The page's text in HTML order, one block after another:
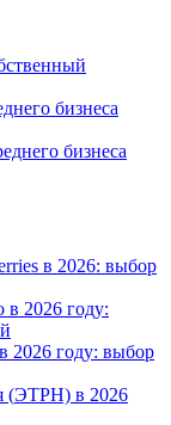
бизнеса
бизнеса
в 2026: выбор
2026 году:
2026 году: выбор
(ЭТРН) в 2026